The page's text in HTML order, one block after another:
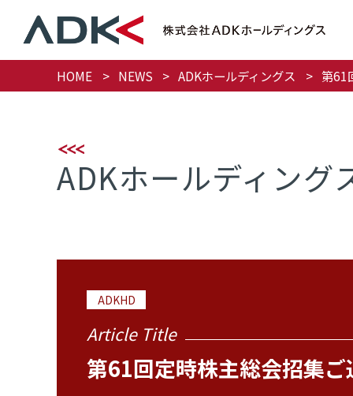
HOME NEWS ADKホールディングス 第61
ADKホールディング
ADKHD
Article Title
第61回定時株主総会招集